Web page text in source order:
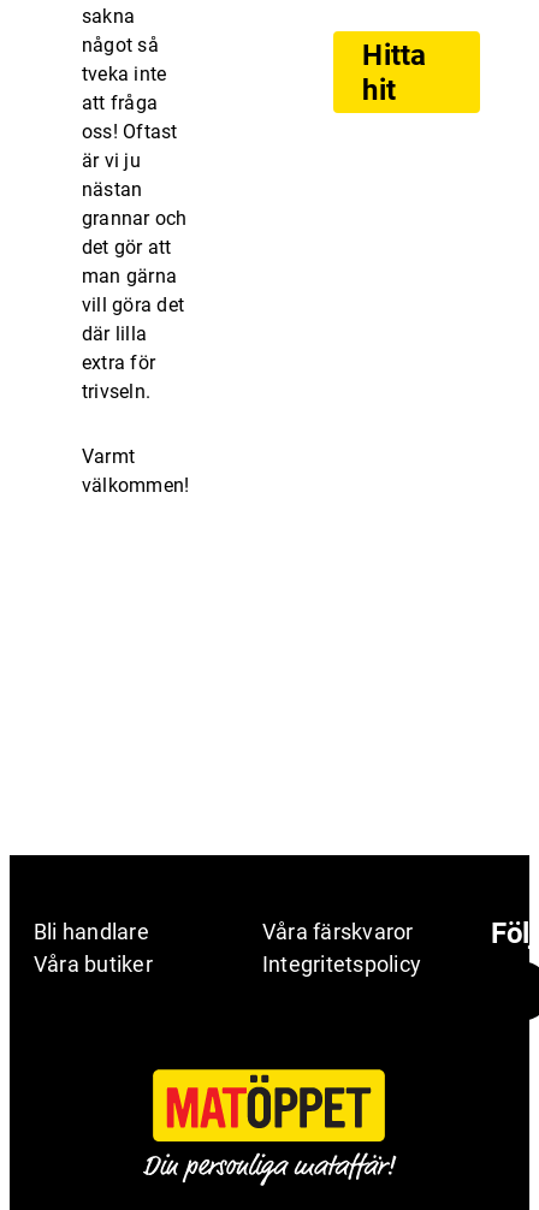
sakna
något så
tveka inte
att fråga
oss! Oftast
är vi ju
nästan
grannar och
det gör att
man gärna
vill göra det
där lilla
extra för
trivseln.
Varmt
välkommen!
Hitta
hit
Bli handlare
Våra butiker
Våra färskvaror
Integritetspolicy